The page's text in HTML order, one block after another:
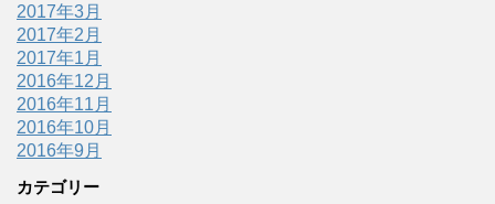
2017年3月
2017年2月
2017年1月
2016年12月
2016年11月
2016年10月
2016年9月
カテゴリー